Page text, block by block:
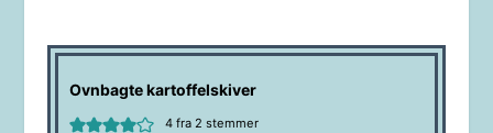
Ovnbagte kartoffelskiver
4fra 2 stemmer